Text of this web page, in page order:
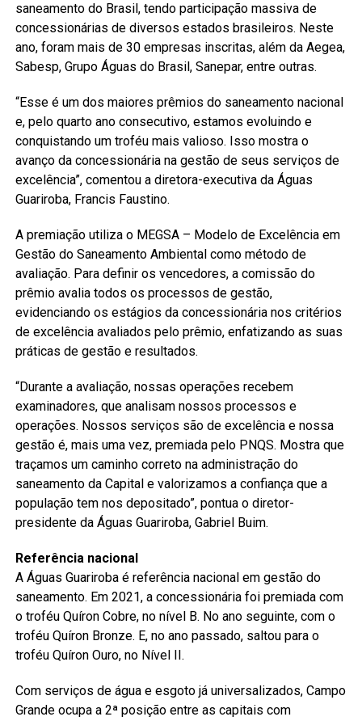
saneamento do Brasil, tendo participação massiva de
concessionárias de diversos estados brasileiros. Neste
ano, foram mais de 30 empresas inscritas, além da Aegea,
Sabesp, Grupo Águas do Brasil, Sanepar, entre outras.
“Esse é um dos maiores prêmios do saneamento nacional
e, pelo quarto ano consecutivo, estamos evoluindo e
conquistando um troféu mais valioso. Isso mostra o
avanço da concessionária na gestão de seus serviços de
excelência”, comentou a diretora-executiva da Águas
Guariroba, Francis Faustino.
A premiação utiliza o MEGSA – Modelo de Excelência em
Gestão do Saneamento Ambiental como método de
avaliação. Para definir os vencedores, a comissão do
prêmio avalia todos os processos de gestão,
evidenciando os estágios da concessionária nos critérios
de excelência avaliados pelo prêmio, enfatizando as suas
práticas de gestão e resultados.
“Durante a avaliação, nossas operações recebem
examinadores, que analisam nossos processos e
operações. Nossos serviços são de excelência e nossa
gestão é, mais uma vez, premiada pelo PNQS. Mostra que
traçamos um caminho correto na administração do
saneamento da Capital e valorizamos a confiança que a
população tem nos depositado”, pontua o diretor-
presidente da Águas Guariroba, Gabriel Buim.
Referência nacional
A Águas Guariroba é referência nacional em gestão do
saneamento. Em 2021, a concessionária foi premiada com
o troféu Quíron Cobre, no nível B. No ano seguinte, com o
troféu Quíron Bronze. E, no ano passado, saltou para o
troféu Quíron Ouro, no Nível II.
Com serviços de água e esgoto já universalizados, Campo
Grande ocupa a 2ª posição entre as capitais com